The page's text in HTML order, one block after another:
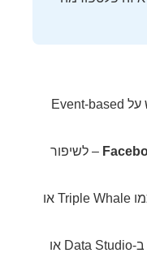
– עם דגש על Event-based
– לשיפור
– כמו Triple Whale או
– ב-Data Studio או